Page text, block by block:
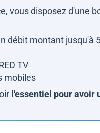
vous disposez d'une
débit montant jusqu'à
TV
mobiles
l'essentiel pour avoir